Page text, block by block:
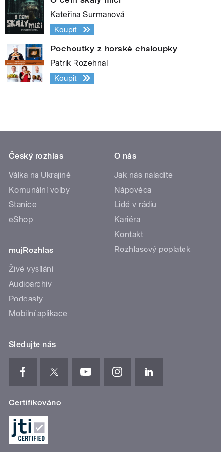
Kateřina Surmanová
Koupit
Pochoutky z horské chaloupky
Patrik Rozehnal
Koupit
Český rozhlas
Válka na Ukrajině
Komunální volby
Stanice
eShop
mujRozhlas
Živé vysílání
Audioarchiv
Podcasty
Mobilní aplikace
O nás
Jak nás naladíte
Nápověda
Lidé v rádiu
Kariéra
Kontakt
Rozhlasový poplatek
Sledujte nás
Certifikováno